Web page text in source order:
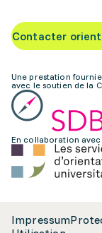
Contacter
Une prestation fournie
avec le soutien de la
En collaboration avec:
Impressum